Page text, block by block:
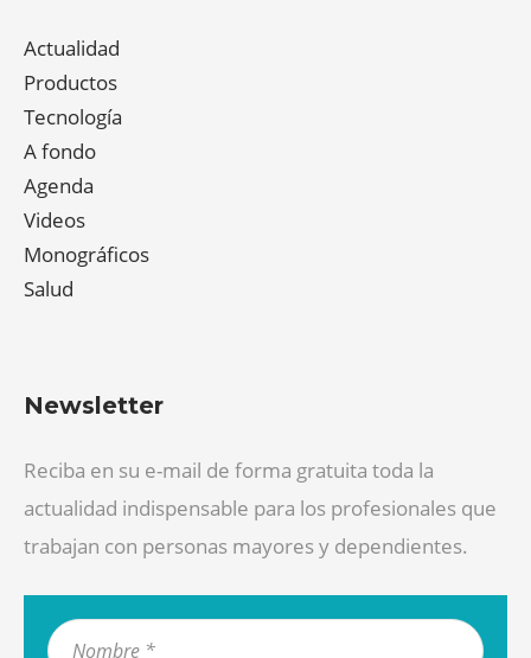
Actualidad
Productos
Tecnología
A fondo
Agenda
Videos
Monográficos
Salud
Newsletter
Reciba en su e-mail de forma gratuita toda la
actualidad indispensable para los profesionales que
trabajan con personas mayores y dependientes.